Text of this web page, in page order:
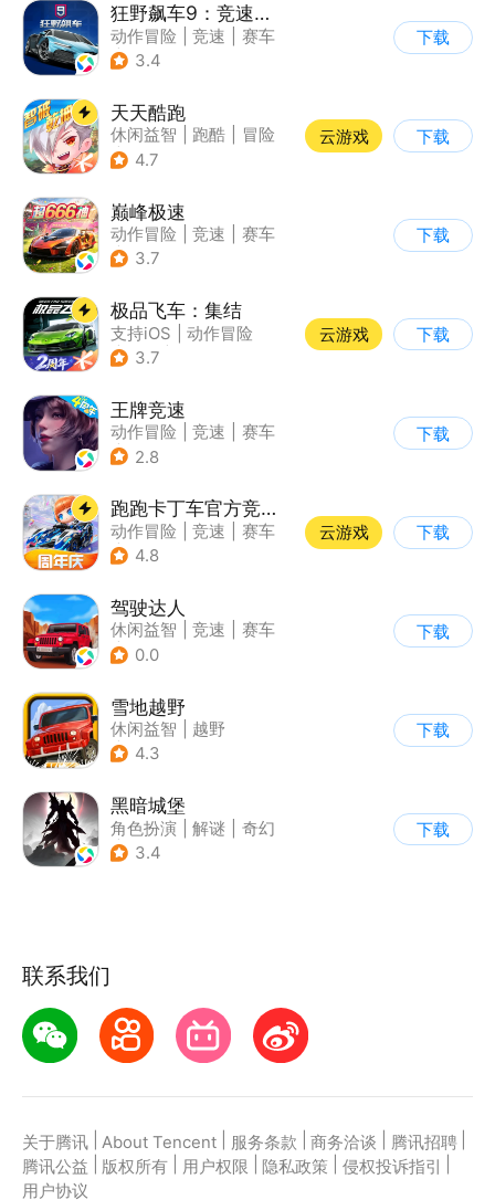
狂野飙车9：竞速传奇
动作冒险 竞速
赛车
| 狂野飙车
3.4
下载
天天酷跑
休闲益智 跑酷
冒险
| 萌系
4.7
云游戏 下载
巅峰极速
动作冒险 竞速
赛车
| 漂移
3.7
下载
极品飞车：集结
支持iOS
动作冒险
| 竞速
3.7
云游戏 下载
王牌竞速
动作冒险 竞速
赛车
| 漂移
2.8
下载
跑跑卡丁车官方竞速版
动作冒险 竞速
赛车
| 跑跑卡丁车
4.8
云游戏 下载
驾驶达人
休闲益智 竞速
赛车
| 漂移
0.0
下载
雪地越野
休闲益智
越野
| 横版过关
4.3
下载
黑暗城堡
角色扮演 解谜
奇幻
| 暗黑
3.4
下载
联系我们
关于腾讯 About Tencent 服务条款 商务洽谈 腾讯招聘
腾讯公益
版权所有 用户权限 隐私政策 侵权投诉指引
用户协议